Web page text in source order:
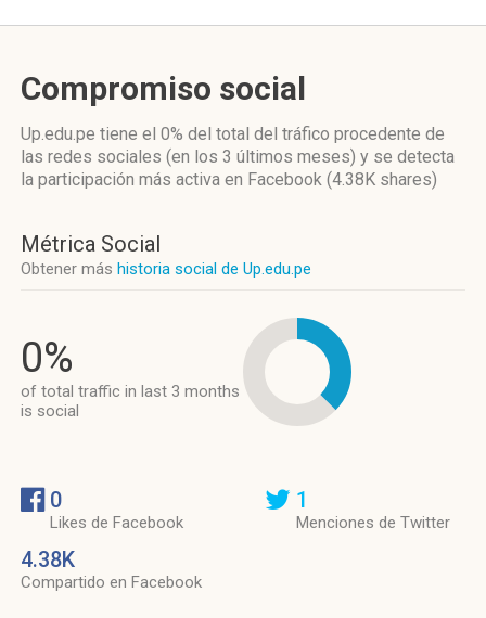
Compromiso social
Up.edu.pe tiene el 0% del total del tráfico procedente de
las redes sociales (en los 3 últimos meses) y se detecta
la participación más activa en Facebook (4.38K shares)
Métrica Social
Obtener más historia social de Up.edu.pe
0%
of total traffic in last 3 months
is social
0
Likes de Facebook
4.38K
Compartido en Facebook
1
Menciones de Twitter